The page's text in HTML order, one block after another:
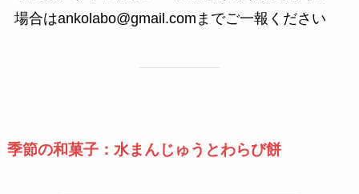
場合はankolabo@gmail.comまでご一報ください
季節の和菓子：水まんじゅうとわらび餅